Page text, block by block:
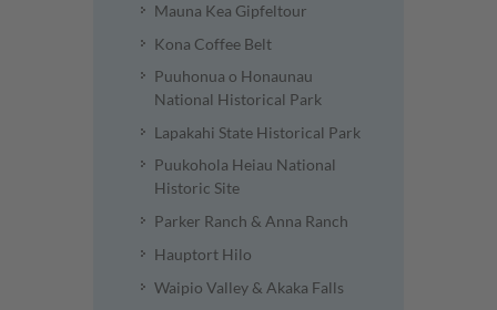
Mauna Kea Gipfeltour
Kona Coffee Belt
Puuhonua o Honaunau
National Historical Park
Lapakahi State Historical Park
Puukohola Heiau National
Historic Site
Parker Ranch & Anna Ranch
Hauptort Hilo
Waipio Valley & Akaka Falls